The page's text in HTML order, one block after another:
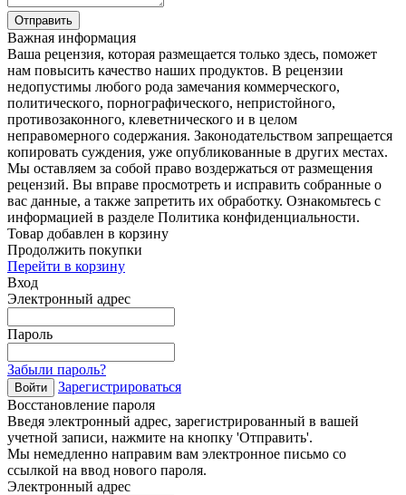
Отправить
Важная информация
Ваша рецензия, которая размещается только здесь, поможет
нам повысить качество наших продуктов. В рецензии
недопустимы любого рода замечания коммерческого,
политического, порнографического, непристойного,
противозаконного, клеветнического и в целом
неправомерного содержания. Законодательством запрещается
копировать суждения, уже опубликованные в других местах.
Мы оставляем за собой право воздержаться от размещения
рецензий. Вы вправе просмотреть и исправить собранные о
вас данные, а также запретить их обработку. Ознакомьтесь с
информацией в разделе Политика конфиденциальности.
Товар добавлен в корзину
Продолжить покупки
Перейти в корзину
Вход
Электронный адрес
Пароль
Забыли пароль?
Войти
Зарегистрироваться
Восстановление пароля
Введя электронный адрес, зарегистрированный в вашей
учетной записи, нажмите на кнопку 'Отправить'.
Мы немедленно направим вам электронное письмо со
ссылкой на ввод нового пароля.
Электронный адрес